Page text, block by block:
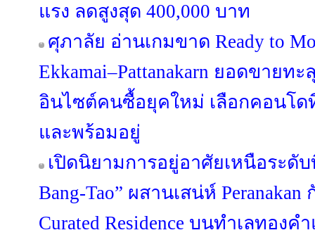
แรง ลดสูงสุด 400,000 บาท
ศุภาลัย อ่านเกมขาด Ready to
Ekkamai–Pattanakarn ยอดขายท
อินไซต์คนซื้อยุคใหม่ เลือกคอนโ
และพร้อมอยู่
เปิดนิยามการอยู่อาศัยเหนือระดับ
Bang-Tao” ผสานเสน่ห์ Peranakan
Curated Residence บนทำเลทองค